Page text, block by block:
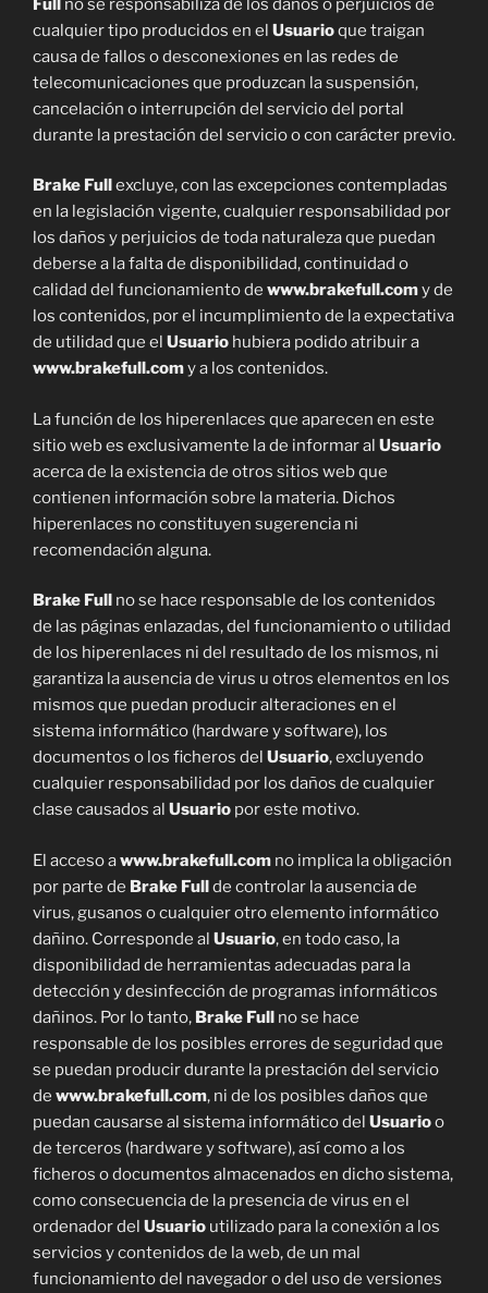
Full
no se responsabiliza de los daños o perjuicios de
cualquier tipo producidos en el Usuarioque traigan
causa de fallos o desconexiones en las redes de
telecomunicaciones que produzcan la suspensión,
cancelación o interrupción del servicio del portal
durante la prestación del servicio o con carácter previo.
Brake Full
excluye, con las excepciones contempladas
en la legislación vigente, cualquier responsabilidad por
los daños y perjuicios de toda naturaleza que puedan
deberse a la falta de disponibilidad, continuidad o
calidad del funcionamiento de www.brakefull.comy de
los contenidos, por el incumplimiento de la expectativa
de utilidad que el Usuario hubiera podido atribuir a
www.brakefull.comy a los contenidos.
La función de los hiperenlaces que aparecen en este
sitio web es exclusivamente la de informar al Usuario
acerca de la existencia de otros sitios web que
contienen información sobre la materia. Dichos
hiperenlaces no constituyen sugerencia ni
recomendación alguna.
Brake Full
no se hace responsable de los contenidos
de las páginas enlazadas, del funcionamiento o utilidad
de los hiperenlaces ni del resultado de los mismos, ni
garantiza la ausencia de virus u otros elementos en los
mismos que puedan producir alteraciones en el
sistema informático (hardware y software), los
documentos o los ficheros del Usuario, excluyendo
cualquier responsabilidad por los daños de cualquier
clase causados al Usuario por este motivo.
El acceso awww.brakefull.com no implica la obligación
por parte de Brake Fullde controlar la ausencia de
virus, gusanos o cualquier otro elemento informático
dañino. Corresponde al Usuario, en todo caso, la
disponibilidad de herramientas adecuadas para la
detección y desinfección de programas informáticos
dañinos. Por lo tanto, Brake Full no se hace
responsable de los posibles errores de seguridad que
se puedan producir durante la prestación del servicio
de www.brakefull.com, ni de los posibles daños que
puedan causarse al sistema informático del Usuarioo
de terceros (hardware y software), así como a los
ficheros o documentos almacenados en dicho sistema,
como consecuencia de la presencia de virus en el
ordenador del Usuario utilizado para la conexión a los
servicios y contenidos de la web, de un mal
funcionamiento del navegador o del uso de versiones